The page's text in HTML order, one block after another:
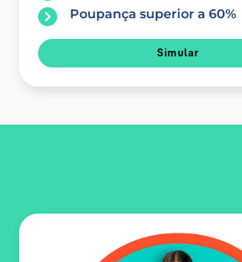
Poupança superior a 60%
Simular